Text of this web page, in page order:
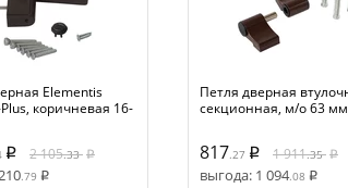
Elementis
коричневая 16-
2 105.33
.79
Петля дверная
секционная, м/о 63
817.27 1 911.35
выгода: 1 094.08